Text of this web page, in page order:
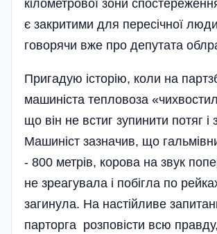
кілометрової зони
є закритими для пересічної
говорячи вже про депутата
Пригадую історію, коли на
машиніста тепловоза
що він не встиг зупинити потяг і
Машиніст зазначив, що
- 800 метрів, корова на звук
не зреагувала і побігла по
загинула. На настійливе
парторга розповісти всю